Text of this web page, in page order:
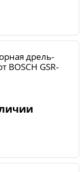
дрель-
BOSCH GSR-